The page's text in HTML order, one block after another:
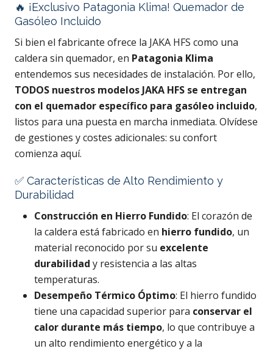
🔥 ¡Exclusivo Patagonia Klima! Quemador de
Gasóleo Incluido
Si bien el fabricante ofrece la JAKA HFS como una
caldera sin quemador, en Patagonia Klima
entendemos sus necesidades de instalación. Por ello,
TODOS nuestros modelos JAKA HFS se entregan
con el quemador específico para gasóleo incluido,
listos para una puesta en marcha inmediata. Olvídese
de gestiones y costes adicionales: su confort
comienza aquí.
✅ Características de Alto Rendimiento y
Durabilidad
Construcción en Hierro Fundido: El corazón de
la caldera está fabricado en hierro fundido, un
material reconocido por su excelente
durabilidad y resistencia a las altas
temperaturas.
Desempeño Térmico Óptimo: El hierro fundido
tiene una capacidad superior para conservar el
calor durante más tiempo, lo que contribuye a
un alto rendimiento energético y a la